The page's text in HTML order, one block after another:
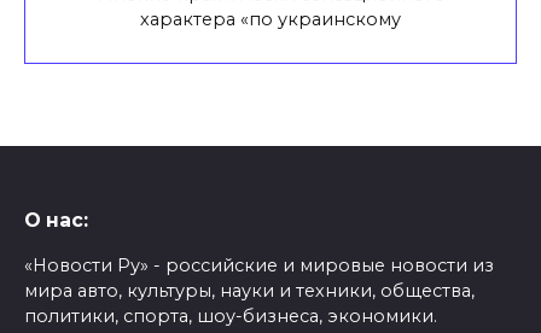
характера «по украинскому
О нас:
«Новости Ру» - российские и мировые новости из
мира авто, культуры, науки и техники, общества,
политики, спорта, шоу-бизнеса, экономики.